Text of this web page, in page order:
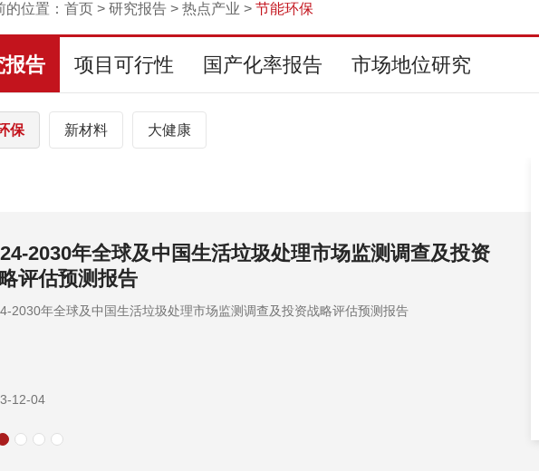
的位置： 首页 > 研究报告 > 热点产业 > 节能环保
报告 项目可行性 国产化率报告 市场地位研究
保 新材料 大健康
2030年全球及中国生活垃圾处理市场监测调查及投资
评估预测报告
2030年全球及中国生活垃圾处理市场监测调查及投资战略评估预测报告
12-04